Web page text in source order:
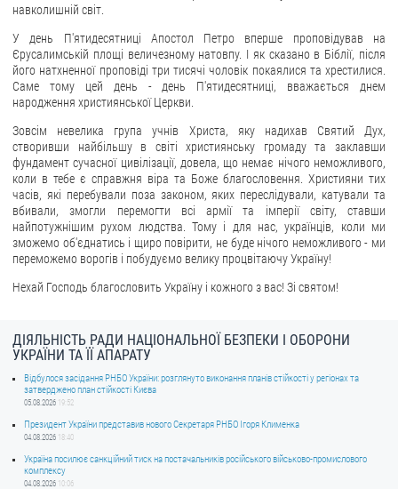
Організація доступу до публічної інформації
Запит на отримання публічної інформації
Облік публічної інформації
Питання запобігання корупції
Публічні закупівлі
Внутрішній аудит
ДЕРЖАВНИЙ РЕЄСТР САНКЦІЙ
навколишній світ.
У день П'ятидесятниці Апостол Петро вперше проповідував на
Єрусалимській площі величезному натовпу. І як сказано в Біблії, після
його натхненної проповіді три тисячі чоловік покаялися та хрестилися.
Саме тому цей день - день П'ятидесятниці, вважається днем
народження християнської Церкви.
Зовсім невелика група учнів Христа, яку надихав Святий Дух,
створивши найбільшу в світі християнську громаду та заклавши
фундамент сучасної цивілізації, довела, що немає нічого неможливого,
коли в тебе є справжня віра та Боже благословення. Християни тих
часів, які перебували поза законом, яких переслідували, катували та
вбивали, змогли перемогти всі армії та імперії світу, ставши
найпотужнішим рухом людства. Тому і для нас, українців, коли ми
зможемо об'єднатись і щиро повірити, не буде нічого неможливого - ми
переможемо ворогів і побудуємо велику процвітаючу Україну!
Нехай Господь благословить Україну і кожного з вас! Зі святом!
ДІЯЛЬНІСТЬ РАДИ НАЦІОНАЛЬНОЇ БЕЗПЕКИ І ОБОРОНИ
УКРАЇНИ ТА ЇЇ АПАРАТУ
Відбулося засідання РНБО України: розглянуто виконання планів стійкості у регіонах та
затверджено план стійкості Києва
05.08.2026 19:52
Президент України представив нового Секретаря РНБО Ігоря Клименка
04.08.2026 18:40
Україна посилює санкційний тиск на постачальників російського військово-промислового
комплексу
04.08.2026 10:06